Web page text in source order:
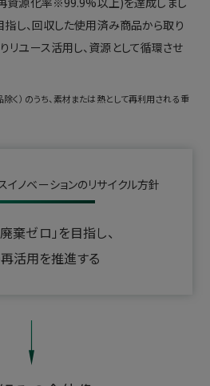
指し、回収した使用済み商品から取り
リユース活用し、資源として循環させ
く）のうち、素材または熱として再利用される重
イノベーションのリサイクル方針
棄ゼロ」を目指し、
活用を推進する